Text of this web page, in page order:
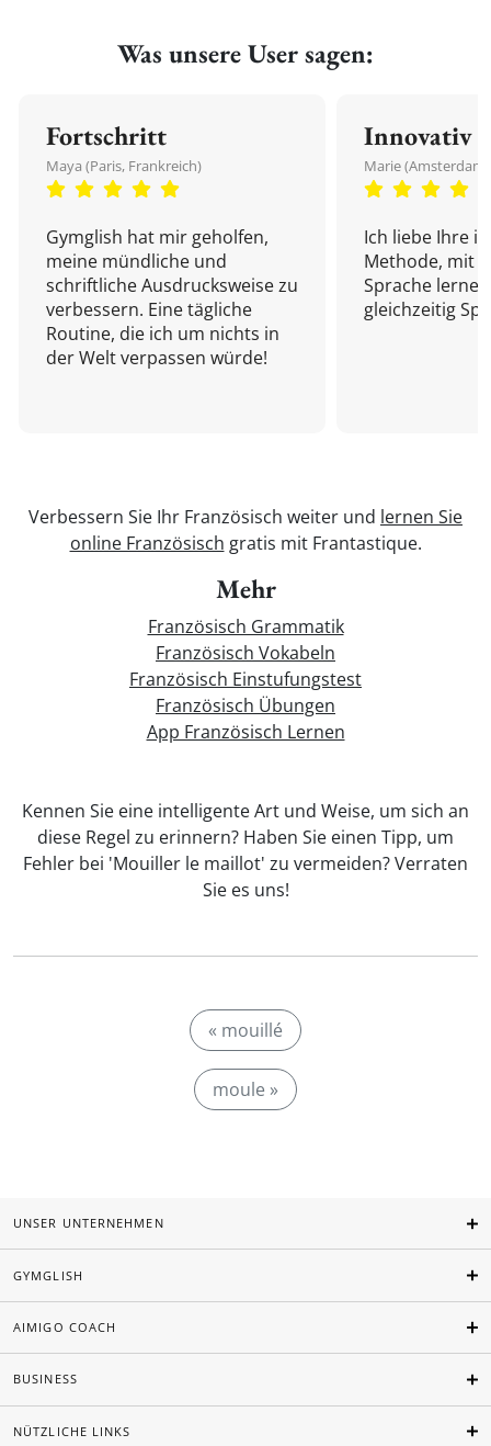
Was unsere User sagen:
Fortschritt
Maya (Paris, Frankreich)
Gymglish hat mir geholfen,
meine mündliche und
schriftliche Ausdrucksweise zu
verbessern. Eine tägliche
Routine, die ich um nichts in
der Welt verpassen würde!
Innovativ
Marie
Ich liebe Ihre
Methode, mit
Sprache
gleichzeitig
Verbessern Sie Ihr Französisch weiter und lernen Sie
online Französisch gratis mit Frantastique.
Mehr
Französisch Grammatik
Französisch Vokabeln
Französisch Einstufungstest
Französisch Übungen
App Französisch Lernen
Kennen Sie eine intelligente Art und Weise, um sich an
diese Regel zu erinnern? Haben Sie einen Tipp, um
Fehler bei 'Mouiller le maillot' zu vermeiden? Verraten
Sie es uns!
« mouillé
moule »
UNSER UNTERNEHMEN
GYMGLISH
AIMIGO COACH
BUSINESS
NÜTZLICHE LINKS